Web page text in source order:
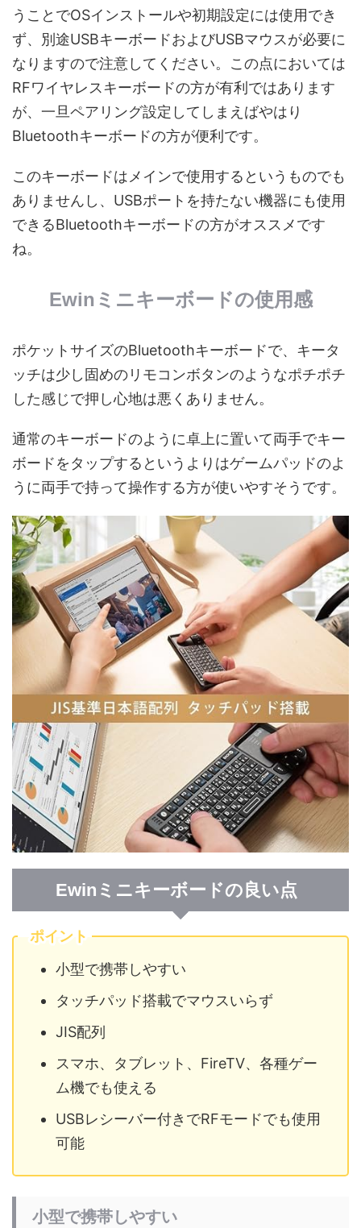
うことでOSインストールや初期設定には使用でき
ず、別途USBキーボードおよびUSBマウスが必要に
なりますので注意してください。この点においては
RFワイヤレスキーボードの方が有利ではあります
が、一旦ペアリング設定してしまえばやはり
Bluetoothキーボードの方が便利です。
このキーボードはメインで使用するというものでも
ありませんし、USBポートを持たない機器にも使用
できるBluetoothキーボードの方がオススメです
ね。
Ewinミニキーボードの使用感
ポケットサイズのBluetoothキーボードで、キータ
ッチは少し固めのリモコンボタンのようなポチポチ
した感じで押し心地は悪くありません。
通常のキーボードのように卓上に置いて両手でキー
ボードをタップするというよりはゲームパッドのよ
うに両手で持って操作する方が使いやすそうです。
Ewinミニキーボードの良い点
ポイント
小型で携帯しやすい
タッチパッド搭載でマウスいらず
JIS配列
スマホ、タブレット、FireTV、各種ゲー
ム機でも使える
USBレシーバー付きでRFモードでも使用
可能
小型で携帯しやすい